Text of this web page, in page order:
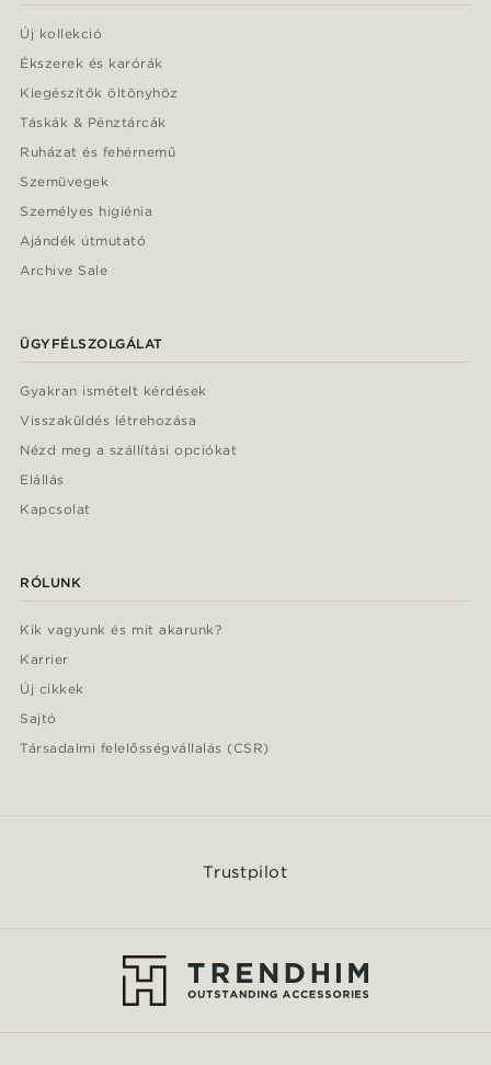
Új kollekció
Ékszerek és karórák
Kiegészítők öltönyhöz
Táskák & Pénztárcák
Ruházat és fehérnemű
Szemüvegek
Személyes higiénia
Ajándék útmutató
Archive Sale
ÜGYFÉLSZOLGÁLAT
Gyakran ismételt kérdések
Visszaküldés létrehozása
Nézd meg a szállítási opciókat
Elállás
Kapcsolat
RÓLUNK
Kik vagyunk és mit akarunk?
Karrier
Új cikkek
Sajtó
Társadalmi felelősségvállalás (CSR)
Trustpilot